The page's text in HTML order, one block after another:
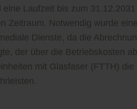
Laufzeit bis zum
Zeitraum. Notwendig wurde
Dienste, da die
der über die Betriebskosten
mit Glasfaser (FTTH) die